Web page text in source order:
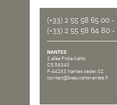
(+33) 2 55 58 65 00 -
(+33) 2 55 58 64 80 -
NANTES
2 allée Frida-Kahlo
CS 56340
F-44263 Nantes cedex 02
contact@beauxartsnantes.fr